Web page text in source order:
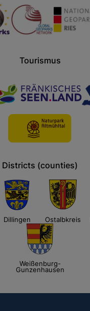
Tourismus
Districts (counties)
Dillingen Ostalbkreis
Weißenburg-
Gunzenhausen